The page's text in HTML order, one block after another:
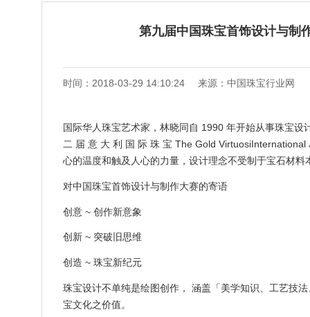
第九届中国珠宝首饰设计与制
时间：2018-03-29 14:10:24 来源：中国珠宝行业网
国际华人珠宝艺术家，林晓同自 1990 年开始从事珠宝
二 届 意 大 利 国 际 珠 宝 The Gold
心的温度和触及人心的力量，设计理念不受制于宝石材
对中国珠宝首饰设计与制作大赛的寄语
创意 ~ 创作新意象
创新 ~ 突破旧思维
创造 ~ 珠宝新纪元
珠宝设计不单纯是绘图创作， 涵盖「美学知识、工艺技
宝文化之价值。